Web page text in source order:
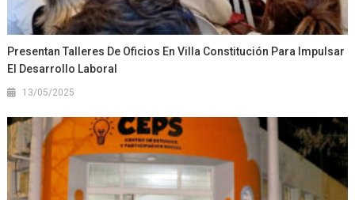
Presentan Talleres De Oficios En Villa Constitución Para Impulsar
El Desarrollo Laboral
13/05/2025